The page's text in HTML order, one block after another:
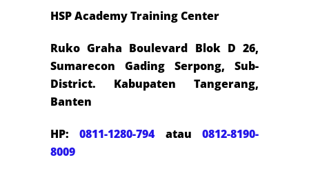
HSP Academy Training Center
Ruko Graha Boulevard Blok D 26,
Sumarecon Gading Serpong, Sub-
District. Kabupaten Tangerang,
Banten
HP:0811-1280-794atau 0812-8190-
8009